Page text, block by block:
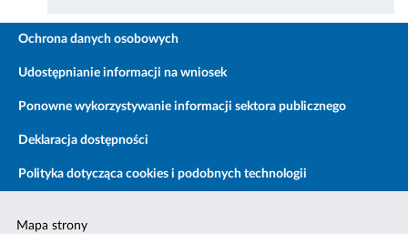
Ochrona danych osobowych
Udostępnianie informacji na wniosek
Ponowne wykorzystywanie informacji sektora publicznego
Deklaracja dostępności
Polityka dotycząca cookies i podobnych technologii
Mapa strony